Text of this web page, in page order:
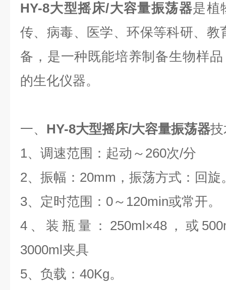
HY-8大型摇床/大容量振荡器是植
传、病毒、医学、环保等科研、教
备，是一种既能培养制备生物样
的生化仪器。
一、 HY-8大型摇床/大容量振荡器
1、调速范围：起动～260次/分
2、振幅：20mm，振荡方式：回旋
3、定时范围：0～120min或常开。
4、装瓶量：250ml×48，或
3000ml夹具
5、负载：40Kg。